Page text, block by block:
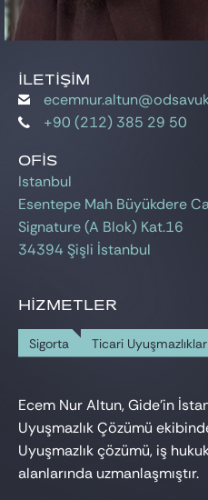
İLETIŞIM
+90 (212) 385 29 50
OFIS
Istanbul
Esentepe Mah Büyükdere
Signature (A Blok) Kat.16
34394 Şişli İstanbul
HIZMETLER
Sigorta Ticari Uyuşmazlıklar
Ecem Nur Altun, Gide’in
Uyuşmazlık Çözümü
Uyuşmazlık çözümü, iş
alanlarında uzmanlaşmıştır.